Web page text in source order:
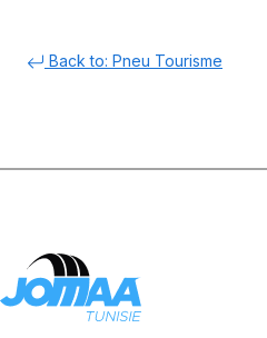
Back to: Pneu Tourisme